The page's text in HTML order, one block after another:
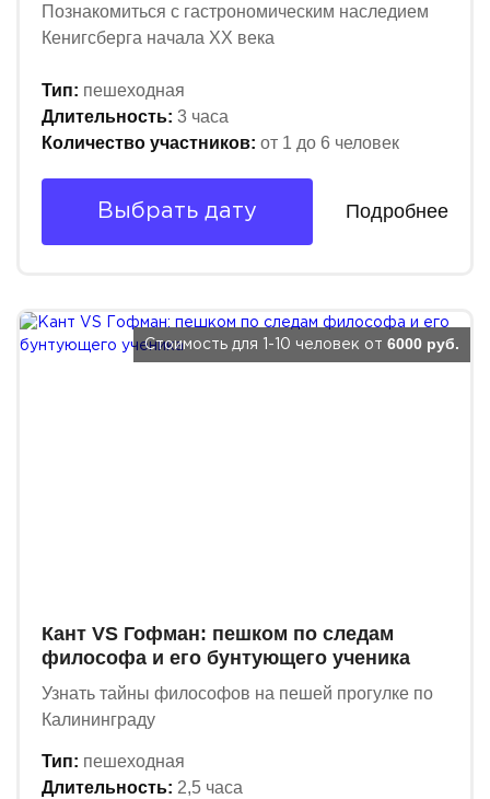
Познакомиться с гастрономическим наследием
Кенигсберга начала XX века
Тип: пешеходная
Длительность: 3 часа
Количество участников: от 1 до 6 человек
Выбрать дату Подробнее
Кант VS Гофман: пешком по следам
философа и его бунтующего ученика
Узнать тайны философов на пешей прогулке по
Калининграду
Тип: пешеходная
Длительность: 2,5 часа
Стоимость для 1-10 человек от 6000 руб.